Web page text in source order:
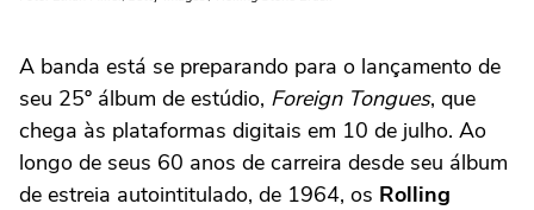
A banda está se preparando para o lançamento de
seu 25º álbum de estúdio, Foreign Tongues, que
chega às plataformas digitais em 10 de julho. Ao
longo de seus 60 anos de carreira desde seu álbum
de estreia autointitulado, de 1964, os Rolling